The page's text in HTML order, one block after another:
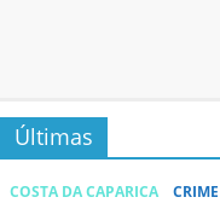
Últimas
COSTA DA CAPARICA CRIME